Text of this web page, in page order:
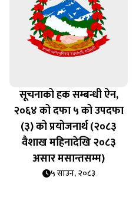
सूचनाको हक सम्बन्धी ऐन,
२०६४ को दफा ५ को उपदफा
(३) को प्रयोजनार्थ (२०८३
वैशाख महिनादेखि २०८३
असार मसान्तसम्म)
५ साउन, २०८३